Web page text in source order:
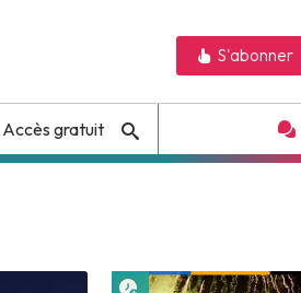
S'abonner
Accès gratuit
Lire plus tard